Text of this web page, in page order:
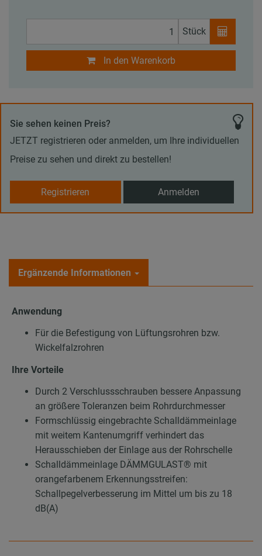
Stück
In den Warenkorb
Sie sehen keinen Preis?
JETZT registrieren oder anmelden, um Ihre individuellen
Preise zu sehen und direkt zu bestellen!
Registrieren Anmelden
Ergänzende Informationen
Anwendung
Für die Befestigung von Lüftungsrohren bzw.
Wickelfalzrohren
Ihre Vorteile
Durch 2 Verschlussschrauben bessere Anpassung
an größere Toleranzen beim Rohrdurchmesser
Formschlüssig eingebrachte Schalldämmeinlage
mit weitem Kantenumgriff verhindert das
Herausschieben der Einlage aus der Rohrschelle
Schalldämmeinlage DÄMMGULAST® mit
orangefarbenem Erkennungsstreifen:
Schallpegelverbesserung im Mittel um bis zu 18
dB(A)